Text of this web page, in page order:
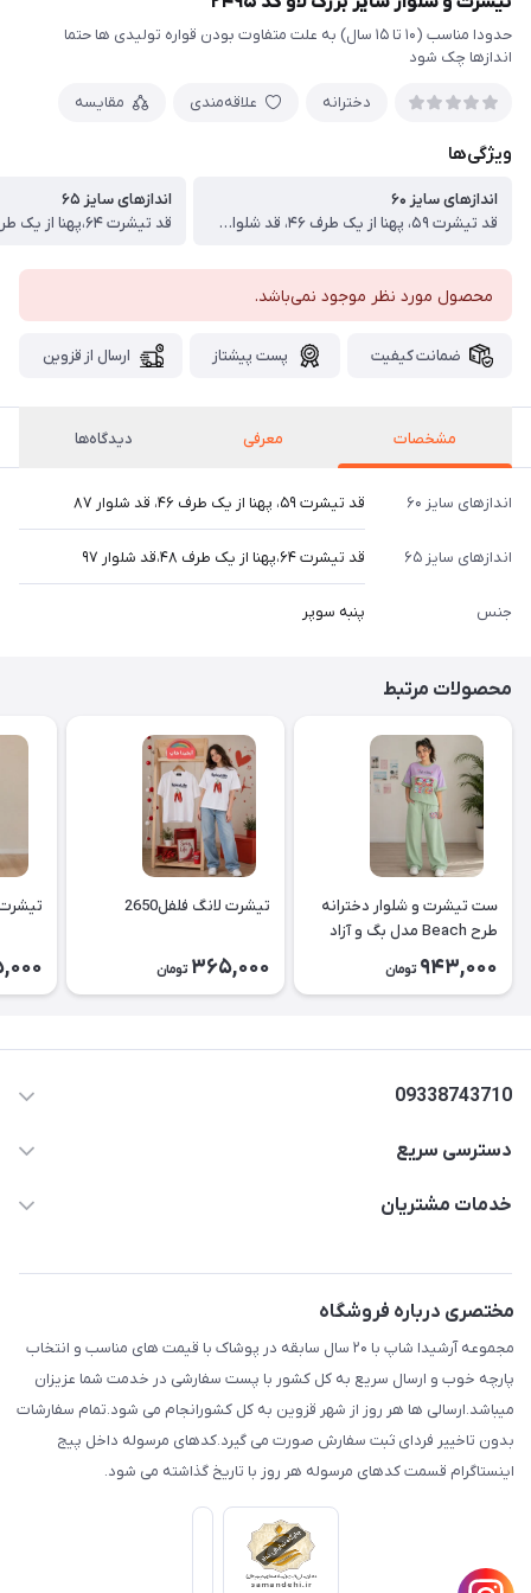
حدودا مناسب (۱۰ تا ۱۵ سال) به علت متفاوت بودن قواره تولیدی ها حتما
اندازها چک شود
دخترانه علاقه‌مندی مقایسه
ویژگی‌ها
اندازهای سایز ۶۰
قد تیشرت ۵۹، پهنا از یک طرف ۴۶، قد شلوار ۸۷
اندازهای سایز ۶۵
محصول مورد نظر موجود نمی‌باشد.
ضمانت کیفیت پست پیشتاز ارسال از قزوین
مشخصات معرفی دیدگاه‌ها
اندازهای سایز ۶۰ قد تیشرت ۵۹، پهنا از یک طرف ۴۶، قد شلوار ۸۷
اندازهای سایز ۶۵ قد تیشرت ۶۴،پهنا از یک طرف ۴۸،قد شلوار ۹۷
جنس پنبه سوپر
محصولات مرتبط
ست تیشرت و شلوار دخترانه
طرح Beach مدل بگ و آزاد
943,000 تومان
تیشرت لانگ فلفل2650
365,000 تومان
تیشرت
09338743710
دسترسی سریع
حساب کاربری
لیست محصولات
درباره ما
تماس با ما
خدمات مشتریان
مختصری درباره فروشگاه
مجموعه آرشیدا شاپ با ۲۰ سال سابقه در پوشاک با قیمت های مناسب و انتخاب
پارچه خوب و ارسال سریع به کل کشور با پست سفارشی در خدمت شما عزیزان
میباشد.ارسالی ها هر روز از شهر قزوین به کل کشورانجام می شود.تمام سفارشات
بدون تاخییر فردای ثبت سفارش صورت می گیرد.کدهای مرسوله داخل پیج
اینستاگرام قسمت کدهای مرسوله هر روز با تاریخ گذاشته می شود.